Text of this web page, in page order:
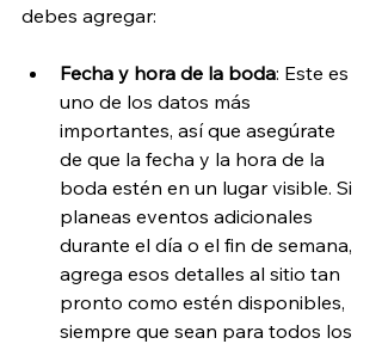
debes agregar:
Fecha y hora de la boda: Este es
uno de los datos más
importantes, así que asegúrate
de que la fecha y la hora de la
boda estén en un lugar visible. Si
planeas eventos adicionales
durante el día o el fin de semana,
agrega esos detalles al sitio tan
pronto como estén disponibles,
siempre que sean para todos los